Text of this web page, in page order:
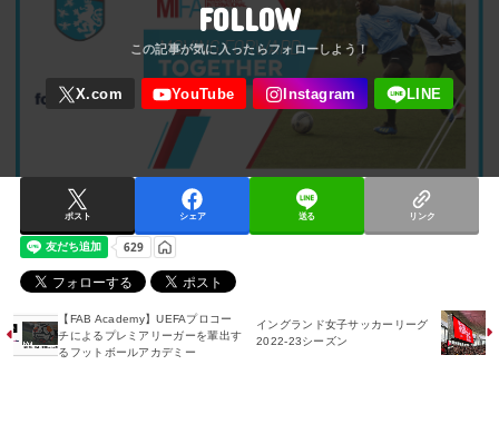
FOLLOW
ポスト シェア 送る リンク
【FAB Academy】UEFAプロコー
チによるプレミアリーガーを輩出す
るフットボールアカデミー
イングランド女子サッカーリーグ
2022-23シーズン